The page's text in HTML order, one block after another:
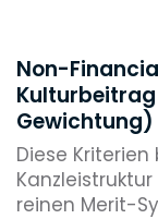
Non-
Gewichtung)
Diese
reinen Merit-